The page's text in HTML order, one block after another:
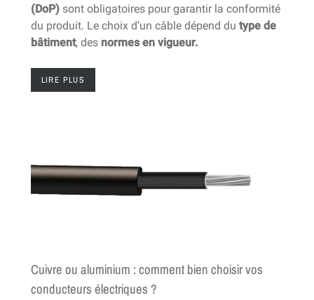
(DoP) sont obligatoires pour garantir la conformité
du produit. Le choix d’un câble dépend du type de
bâtiment, des normes en vigueur.
LIRE PLUS
Cuivre ou aluminium : comment bien choisir vos
conducteurs électriques ?